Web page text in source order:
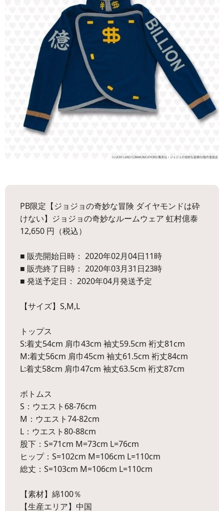
PB限定【ジョジョの奇妙な冒険 ダイヤモンドは砕
けない】ジョジョの奇妙なルームウェア 虹村億泰
12,650 円（税込）
■ 販売開始日時： 2020年02月04日11時
■ 販売終了日時： 2020年03月31日23時
■ 発送予定日： 2020年04月発送予定
【サイズ】S,M,L
トップス
S:着丈54cm 肩巾43cm 袖丈59.5cm 裄丈81cm
M:着丈56cm 肩巾45cm 袖丈61.5cm 裄丈84cm
L:着丈58cm 肩巾47cm 袖丈63.5cm 裄丈87cm
ボトムス
S：ウエスト68-76cm
M：ウエスト74-82cm
L：ウエスト80-88cm
股下：S=71cm M=73cm L=76cm
ヒップ：S=102cm M=106cm L=110cm
総丈：S=103cm M=106cm L=110cm
【素材】綿100％
【生産エリア】中国